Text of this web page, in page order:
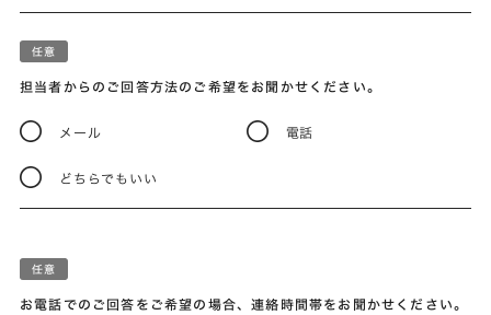
担当者からのご回答方法のご希望をお聞かせください。
メール 電話
どちらでもいい
お電話でのご回答をご希望の場合、連絡時間帯をお聞かせください。